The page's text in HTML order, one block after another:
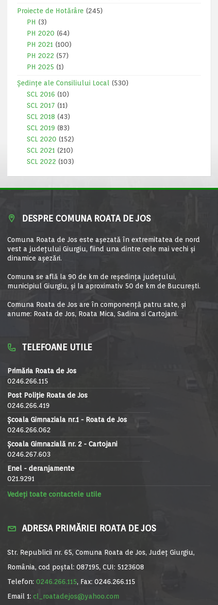
Proiecte de Hotărâre (245)
PH (3)
PH 2020 (64)
PH 2021 (100)
PH 2022 (57)
PH 2025 (1)
Ședințe ale Consiliului Local
(530)
SCL 2016 (10)
SCL 2017 (11)
SCL 2018 (43)
SCL 2019 (83)
SCL 2020 (152)
SCL 2021 (210)
SCL 2022 (103)
DESPRE COMUNA ROATA DE JOS
Comuna Roata de Jos este aşezată în extremitatea de nord
vest a judeţului Giurgiu, fiind una dintre cele mai vechi şi
dinamice aşezări.
Comuna se află la 90 de km de reşedinţa judeţului,
municipiul Giurgiu, şi la aproximativ 50 de km de Bucureşti.
Comuna Roata de Jos are în componență patru sate, și
anume: Roata de Jos, Roata Mica, Sadina si Cartojani.
TELEFOANE UTILE
Primăria Roata de Jos
0246.266.115
Post Poliție Roata de Jos
0246.266.419
Școala Gimnaziala nr.1 - Roata de Jos
0246.266.062
Școala Gimnazială nr. 2 - Cartojani
0246.267.603
Enel - deranjamente
021.9291
Vedeți toate contactele utile
ADRESA PRIMĂRIEI ROATA DE JOS
Str. Republicii nr. 65, Comuna Roata de Jos, Județ Giurgiu,
România, cod poștal: 087195, CUI: 5123608
Telefon: 0246.266.115, Fax: 0246.266.115
Email 1: cl_roatadejos@yahoo.com